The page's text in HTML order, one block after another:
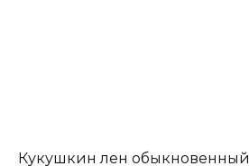
Кукушкин лен обыкновенный